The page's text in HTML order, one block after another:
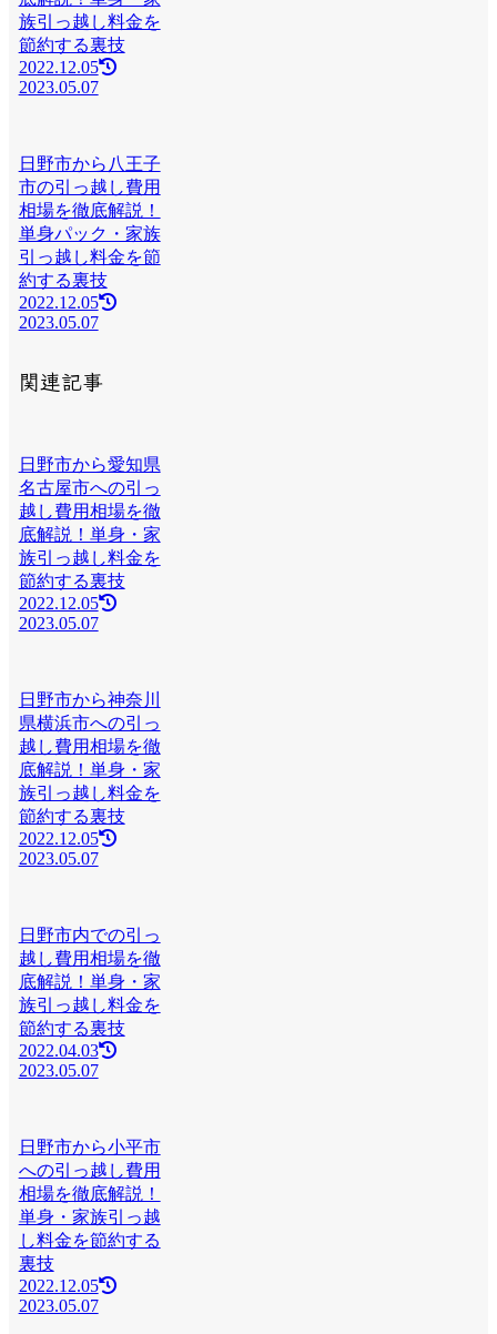
族引っ越し料金を
節約する裏技
2022.12.05
2023.05.07
日野市から八王子
市の引っ越し費用
相場を徹底解説！
単身パック・家族
引っ越し料金を節
約する裏技
2022.12.05
2023.05.07
関連記事
日野市から愛知県
名古屋市への引っ
越し費用相場を徹
底解説！単身・家
族引っ越し料金を
節約する裏技
2022.12.05
2023.05.07
日野市から神奈川
県横浜市への引っ
越し費用相場を徹
底解説！単身・家
族引っ越し料金を
節約する裏技
2022.12.05
2023.05.07
日野市内での引っ
越し費用相場を徹
底解説！単身・家
族引っ越し料金を
節約する裏技
2022.04.03
2023.05.07
日野市から小平市
への引っ越し費用
相場を徹底解説！
単身・家族引っ越
し料金を節約する
裏技
2022.12.05
2023.05.07